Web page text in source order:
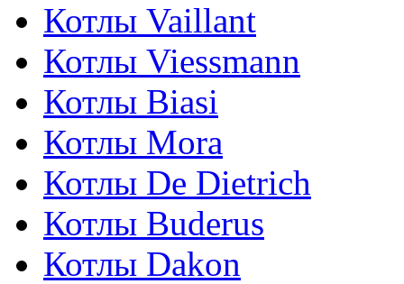
Котлы Vaillant
Котлы Viessmann
Котлы Biasi
Котлы Mora
Котлы De Dietrich
Котлы Buderus
Котлы Dakon